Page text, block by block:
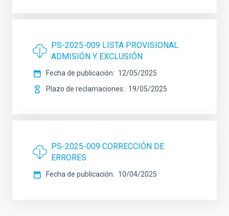
PS-2025-009 LISTA PROVISIONAL
ADMISIÓN Y EXCLUSIÓN
Fecha de publicación
12/05/2025
Plazo de reclamaciones
19/05/2025
PS-2025-009 CORRECCIÓN DE
ERRORES
Fecha de publicación 10/04/2025